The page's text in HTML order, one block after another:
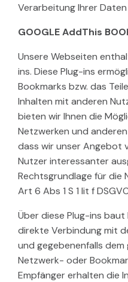
Verarbeitung Ihrer
GOOGLE AddThis
Unsere Webseiten
ins. Diese Plug-ins
Bookmarks bzw. das
Inhalten mit anderen
bieten wir Ihnen die
Netzwerken und
dass wir unser Angebot
Nutzer interessanter
Rechtsgrundlage für die
Art 6 Abs 1 S 1 lit f
Über diese Plug-ins
direkte Verbindung mit
und gegebenenfalls
Netzwerk- oder
Empfänger erhalten die